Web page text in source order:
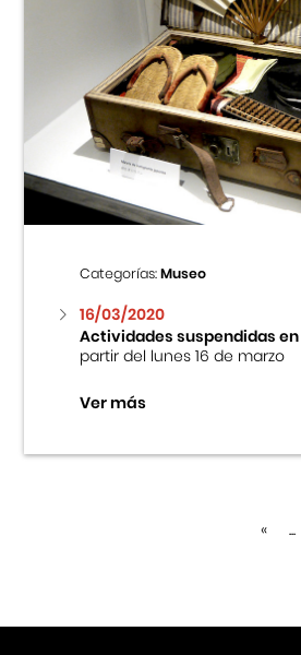
Categorías:Museo
16/03/2020
Actividades suspendidas en
partir del lunes 16 de marzo
Ver más
« ...